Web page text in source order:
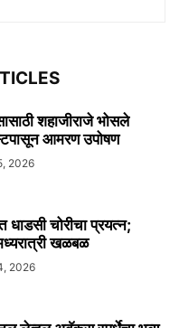
शहाजीराजे भोसले
आमरण उपोषण
2026
चोरीचा प्रयत्न;
खळबळ
2026